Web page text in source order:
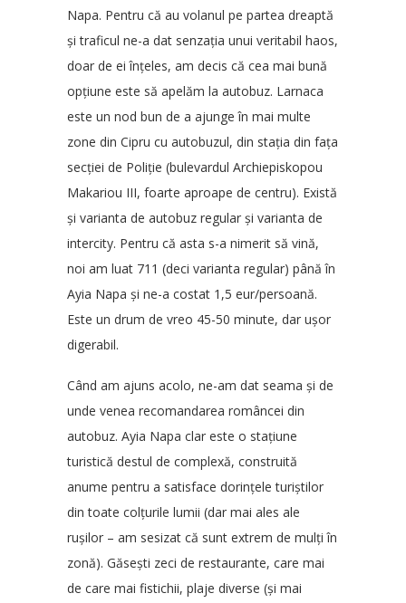
Napa. Pentru că au volanul pe partea dreaptă
și traficul ne-a dat senzația unui veritabil haos,
doar de ei înțeles, am decis că cea mai bună
opțiune este să apelăm la autobuz. Larnaca
este un nod bun de a ajunge în mai multe
zone din Cipru cu autobuzul, din stația din fața
secției de Poliție (bulevardul Archiepiskopou
Makariou III, foarte aproape de centru). Există
și varianta de autobuz regular și varianta de
intercity. Pentru că asta s-a nimerit să vină,
noi am luat 711 (deci varianta regular) până în
Ayia Napa și ne-a costat 1,5 eur/persoană.
Este un drum de vreo 45-50 minute, dar ușor
digerabil.
Când am ajuns acolo, ne-am dat seama și de
unde venea recomandarea româncei din
autobuz. Ayia Napa clar este o stațiune
turistică destul de complexă, construită
anume pentru a satisface dorințele turiștilor
din toate colțurile lumii (dar mai ales ale
rușilor – am sesizat că sunt extrem de mulți în
zonă). Găsești zeci de restaurante, care mai
de care mai fistichii, plaje diverse (și mai